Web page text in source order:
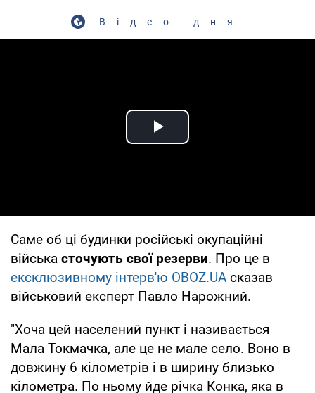
Відео дня
Play Video
Саме об ці будинки російські окупаційні
війська сточують свої резерви. Про це в
ексклюзивному інтерв'ю OBOZ.UA сказав
військовий експерт Павло Нарожний.
"Хоча цей населений пункт і називається
Мала Токмачка, але це не мале село. Воно в
довжину 6 кілометрів і в ширину близько
кілометра. По ньому йде річка Конка, яка в